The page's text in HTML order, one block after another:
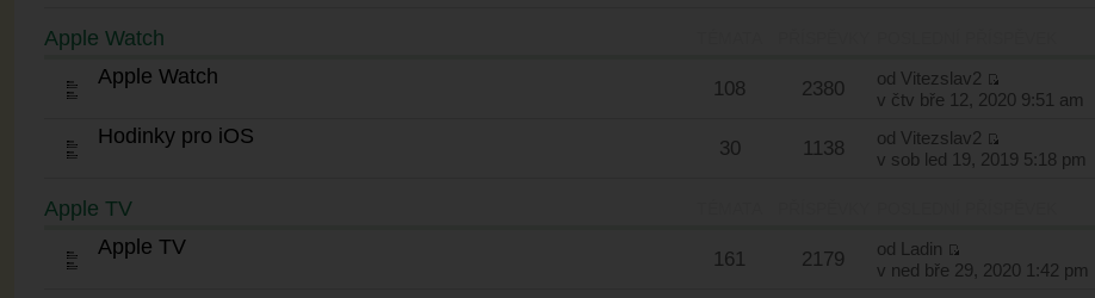
Apple Watch
Apple Watch
108 2380 od Vitezslav2
v čtv bře 12, 2020 9:51 am
Hodinky pro iOS
30 1138 od Vitezslav2
v sob led 19, 2019 5:18 pm
Apple TV
Apple TV
161 2179 od Ladin
v ned bře 29, 2020 1:42 pm